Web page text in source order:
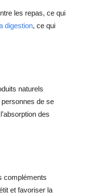
les repas, ce qui
digestion, ce qui
naturels
de se
des
compléments
et favoriser la